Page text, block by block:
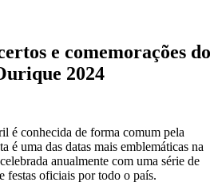
e comemorações do
2024
é conhecida de forma comum pela
é uma das datas mais emblemáticas na
anualmente com uma série de
festas oficiais por todo o país.